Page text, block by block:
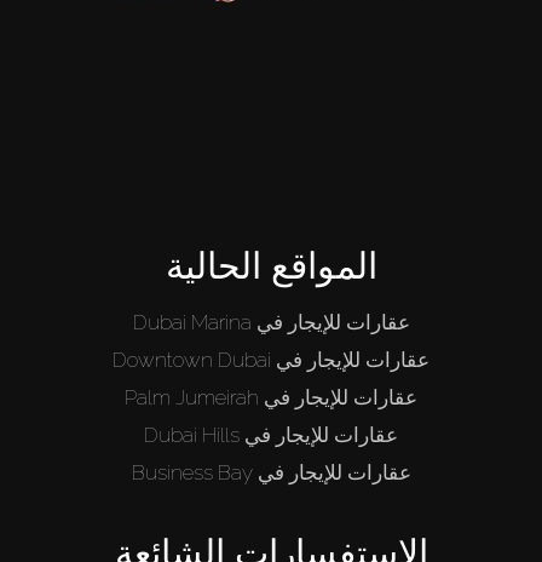
المواقع الحالية
عقارات للإيجار في Dubai Marina
عقارات للإيجار في Downtown Dubai
عقارات للإيجار في Palm Jumeirah
عقارات للإيجار في Dubai Hills
عقارات للإيجار في Business Bay
الاستفسارات الشائعة